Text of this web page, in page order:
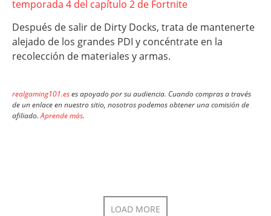
temporada 4 del capítulo 2 de Fortnite
Después de salir de Dirty Docks, trata de mantenerte
alejado de los grandes PDI y concéntrate en la
recolección de materiales y armas.
realgaming101.eses apoyado por su audiencia. Cuando compras a través
de un enlace en nuestro sitio, nosotros podemos obtener una comisión de
afiliado.Aprende más.
LOAD MORE